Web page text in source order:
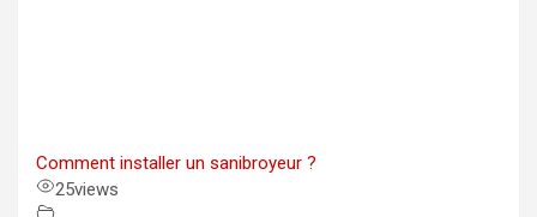
Comment installer un sanibroyeur ?
25views